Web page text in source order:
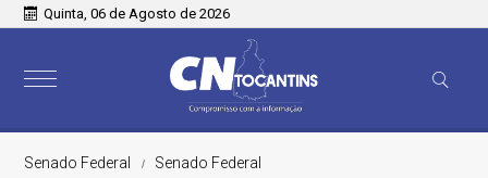
Quinta, 06 de Agosto de 2026
Senado Federal Senado Federal